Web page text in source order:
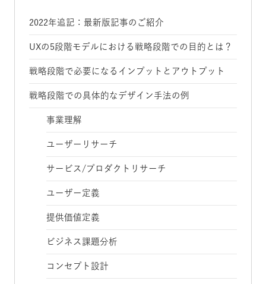
2022年追記：最新版記事のご紹介
UXの5段階モデルにおける戦略段階での目的とは？
戦略段階で必要になるインプットとアウトプット
戦略段階での具体的なデザイン手法の例
事業理解
ユーザーリサーチ
サービス/プロダクトリサーチ
ユーザー定義
提供価値定義
ビジネス課題分析
コンセプト設計